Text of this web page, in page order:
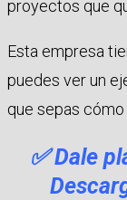
proyectos que
Esta empresa
puedes ver un
que sepas cómo
✅ Dale